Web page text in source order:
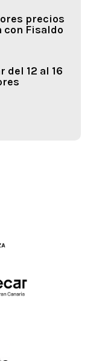
precios
con Fisaldo
del 12 al 16